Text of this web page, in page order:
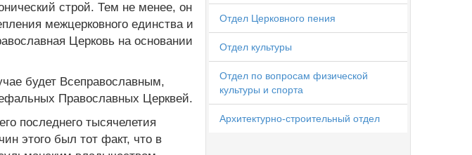
строй. Тем не менее, он
межцерковного единства и
Церковь на основании
будет Всеправославным,
Православных Церквей.
последнего тысячелетия
этого был тот факт, что в
Отдел Церковного пения
Отдел культуры
Отдел по вопросам физической
культуры и спорта
Архитектурно-строительный отдел